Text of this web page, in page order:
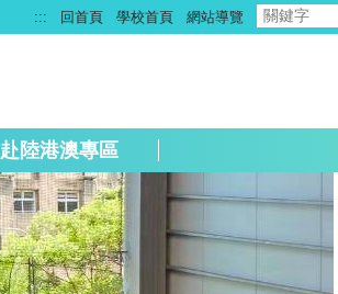
::: 回首頁 學校首頁 網站導覽
赴陸港澳專區